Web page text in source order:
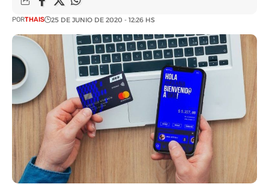
PORTHAIS 25 DE JUNIO DE 2020 - 12:26 HS